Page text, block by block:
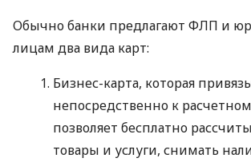
Обычно банки предлагают ФЛП и
лицам два вида карт:
Бизнес-карта, которая
непосредственно к
позволяет бесплатно
товары и услуги, снимать